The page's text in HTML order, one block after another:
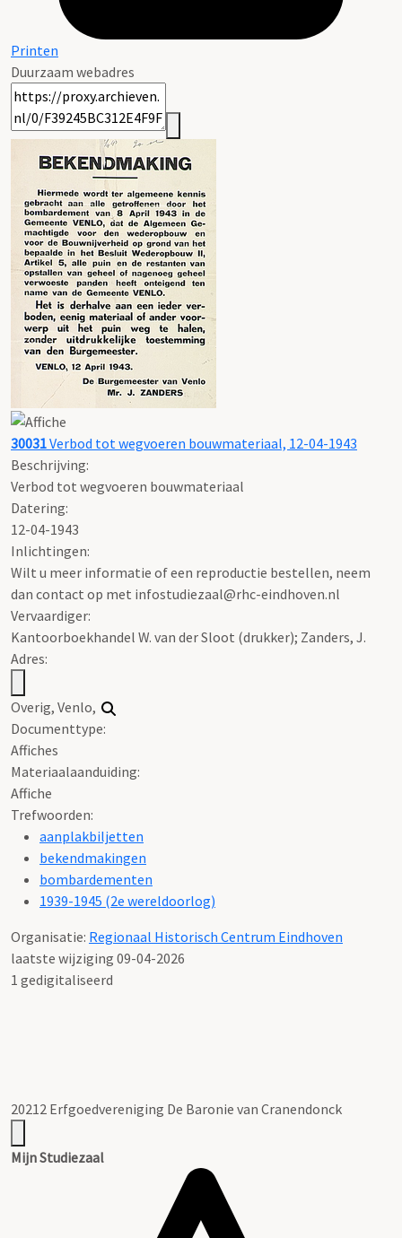
Printen
Duurzaam webadres
30031Verbod tot wegvoeren bouwmateriaal, 12-04-1943
Beschrijving:
Verbod tot wegvoeren bouwmateriaal
Datering:
12-04-1943
Inlichtingen:
Wilt u meer informatie of een reproductie bestellen, neem
dan contact op met infostudiezaal@rhc-eindhoven.nl
Vervaardiger:
Kantoorboekhandel W. van der Sloot (drukker); Zanders, J.
Adres:
Overig, Venlo,
Documenttype:
Affiches
Materiaalaanduiding:
Affiche
Trefwoorden:
aanplakbiljetten
bekendmakingen
bombardementen
1939-1945 (2e wereldoorlog)
Organisatie: Regionaal Historisch Centrum Eindhoven
laatste wijziging 09-04-2026
1 gedigitaliseerd
20212 Erfgoedvereniging De Baronie van Cranendonck
Mijn Studiezaal